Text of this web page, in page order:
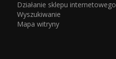
Działanie sklepu internetowego
Wyszukiwanie
Mapa witryny